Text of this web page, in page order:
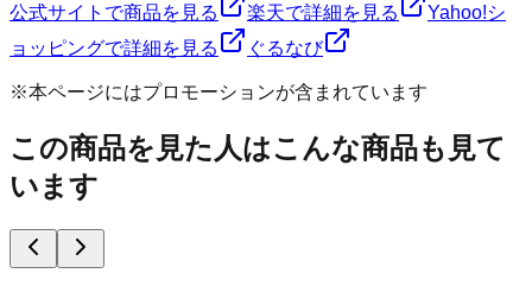
公式サイトで商品を見る
楽天で詳細を見る
Yahoo!シ
ョッピングで詳細を見る
ぐるなび
※本ページにはプロモーションが含まれています
この商品を見た人はこんな商品も見て
います